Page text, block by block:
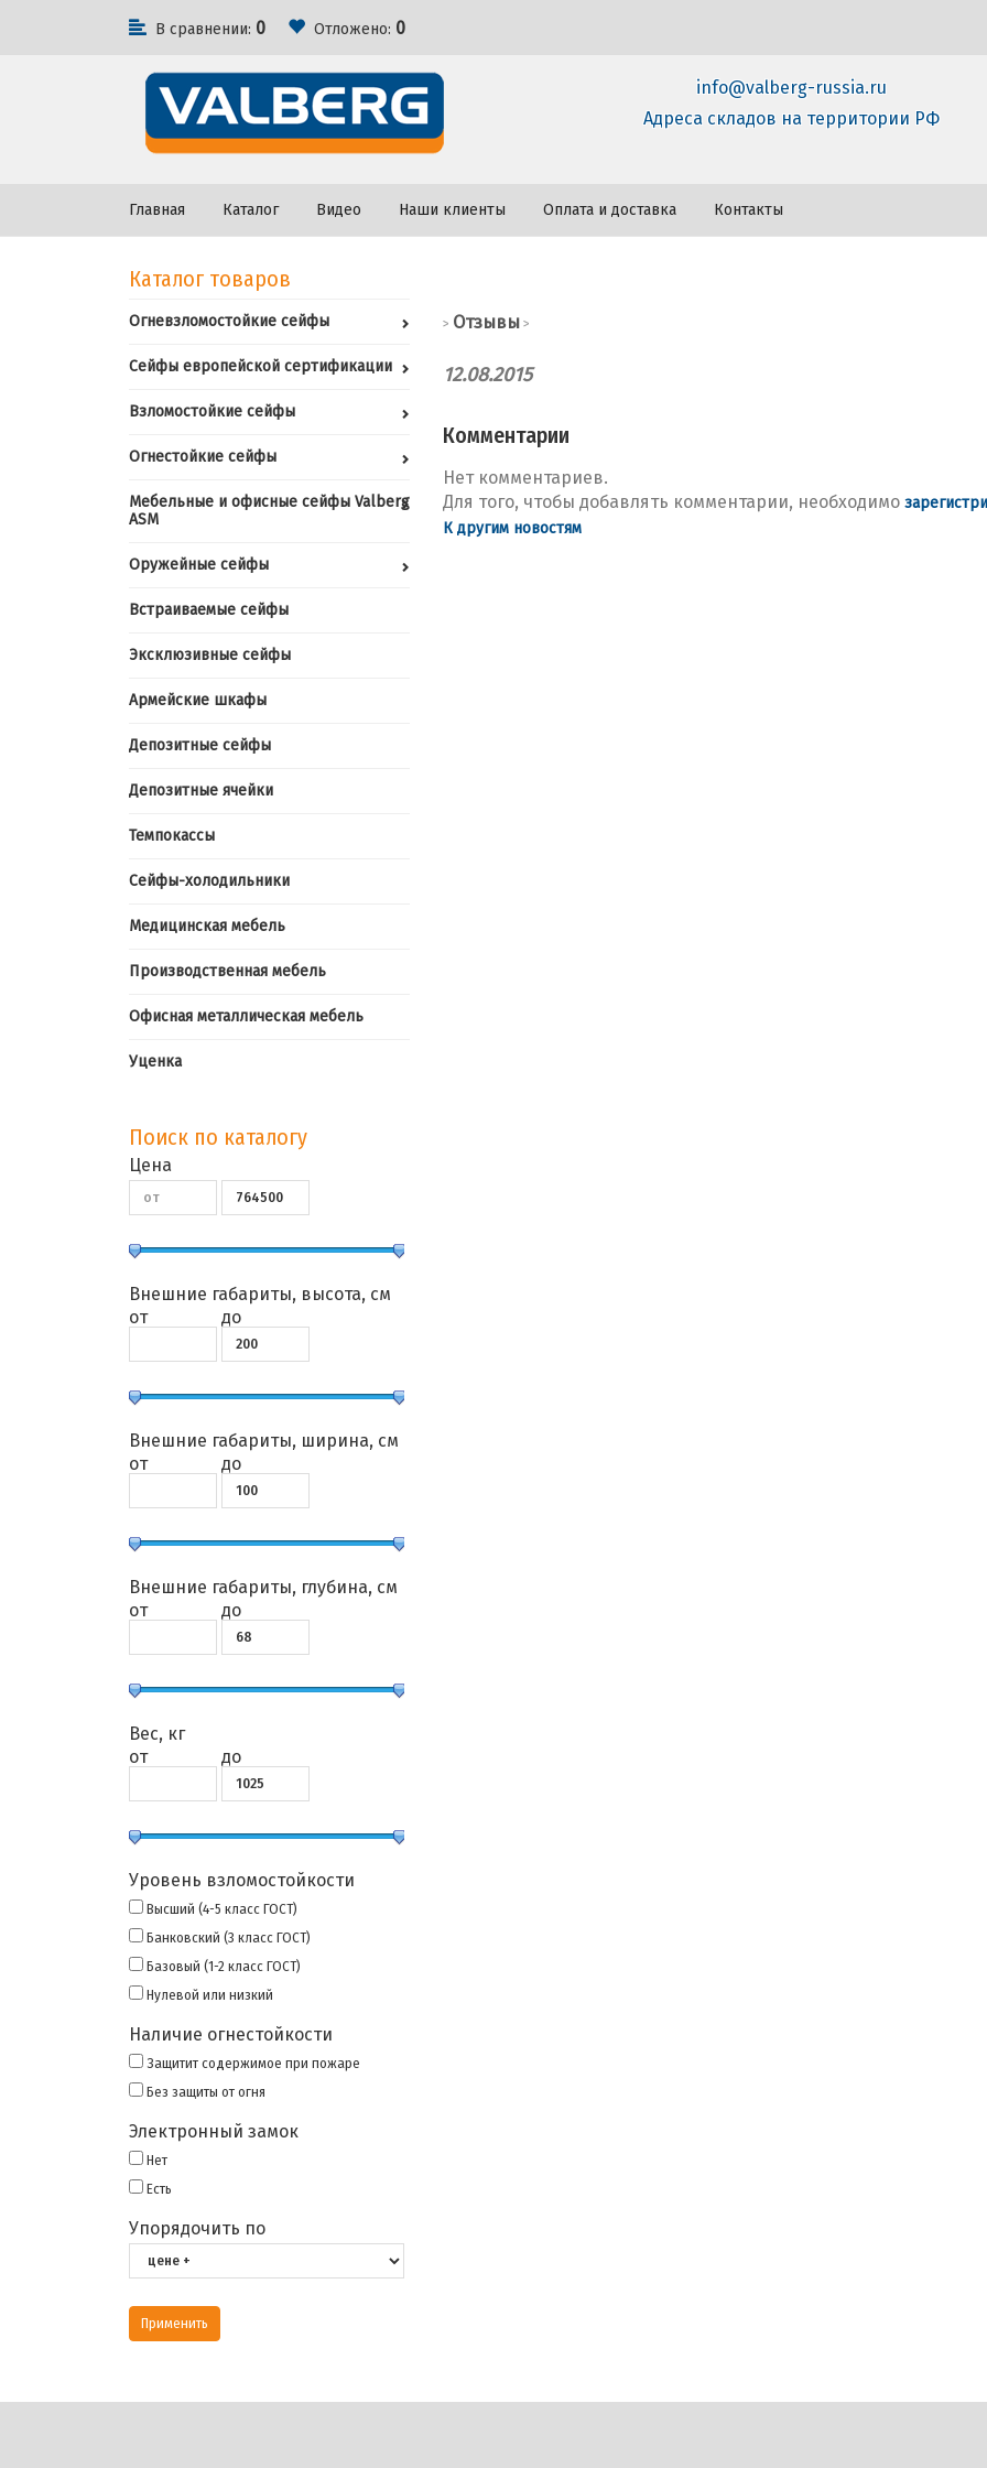
В сравнении: 0 Отложено: 0
info@valberg-russia.ru
Адреса складов на территории РФ
Главная Каталог Видео Наши клиенты Оплата и доставка Контакты
Каталог товаров
Огневзломостойкие сейфы
Сейфы европейской сертификации
Взломостойкие сейфы
Огнестойкие сейфы
Мебельные и офисные сейфы Valberg
ASM
Оружейные сейфы
Встраиваемые сейфы
Эксклюзивные сейфы
Армейские шкафы
Депозитные сейфы
Депозитные ячейки
Темпокассы
Сейфы-холодильники
Медицинская мебель
Производственная мебель
Офисная металлическая мебель
Уценка
Поиск по каталогу
Цена
Внешние габариты, высота, см
от
до
Внешние габариты, ширина, см
от
до
Внешние габариты, глубина, см
от
до
Вес, кг
от
до
Уровень взломостойкости
Высший (4-5 класс ГОСТ)
Банковский (3 класс ГОСТ)
Базовый (1-2 класс ГОСТ)
Нулевой или низкий
Наличие огнестойкости
Защитит содержимое при пожаре
Без защиты от огня
Электронный замок
Нет
Есть
Упорядочить по
> Отзывы >
12.08.2015
Комментарии
Нет комментариев.
Для того, чтобы добавлять комментарии, необходимо
К другим новостям